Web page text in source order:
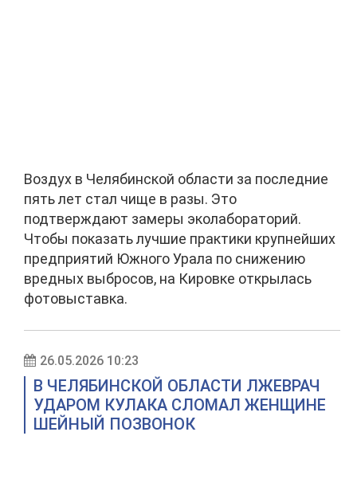
Воздух в Челябинской области за последние
пять лет стал чище в разы. Это
подтверждают замеры эколабораторий.
Чтобы показать лучшие практики крупнейших
предприятий Южного Урала по снижению
вредных выбросов, на Кировке открылась
фотовыставка.
26.05.2026 10:23
В ЧЕЛЯБИНСКОЙ ОБЛАСТИ ЛЖЕВРАЧ
УДАРОМ КУЛАКА СЛОМАЛ ЖЕНЩИНЕ
ШЕЙНЫЙ ПОЗВОНОК